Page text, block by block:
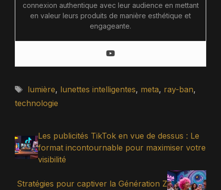
connexion authentique avec leur audience en mettant
en valeur leurs produits de manière esthétique et
engageante.
Étiquettes
lumière, lunettes intelligentes, meta, ray-ban,
technologie
Les publicités TikTok en vue de dessus : Le
format incontournable pour maximiser votre
visibilité
Stratégies pour captiver la Génération Z